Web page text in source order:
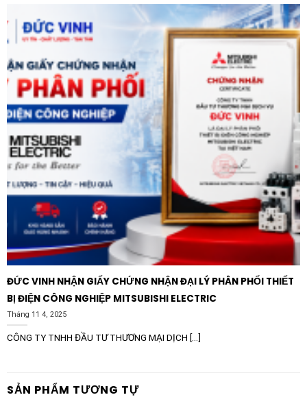
ĐỨC VINH NHẬN GIẤY CHỨNG NHẬN ĐẠI LÝ PHÂN PHỐI THIẾT
BỊ ĐIỆN CÔNG NGHIỆP MITSUBISHI ELECTRIC
Tháng 11 4, 2025
CÔNG TY TNHH ĐẦU TƯ THƯƠNG MẠI DỊCH [...]
SẢN PHẨM TƯƠNG TỰ